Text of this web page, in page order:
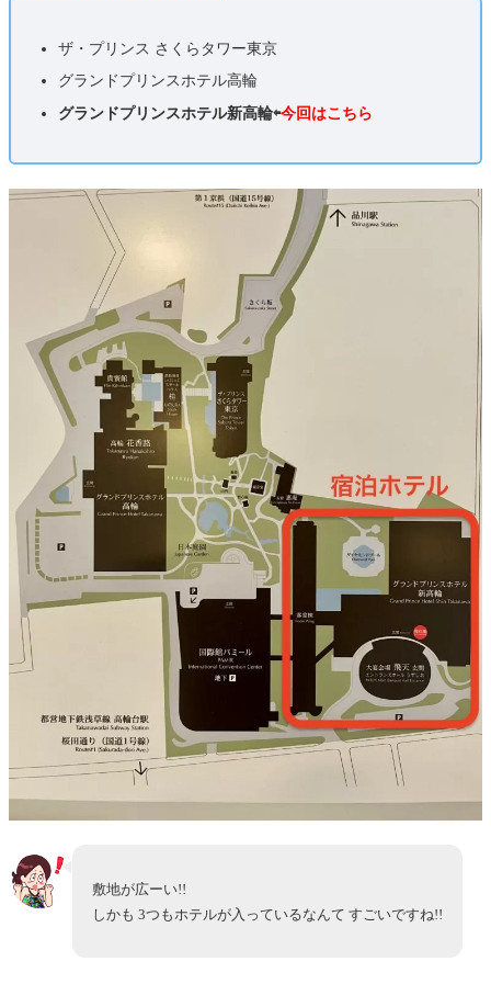
ザ・プリンス さくらタワー東京
グランドプリンスホテル高輪
グランドプリンスホテル新高輪⇦今回はこちら
敷地が広ーい!!
しかも 3つもホテルが入っているなんて すごいですね!!